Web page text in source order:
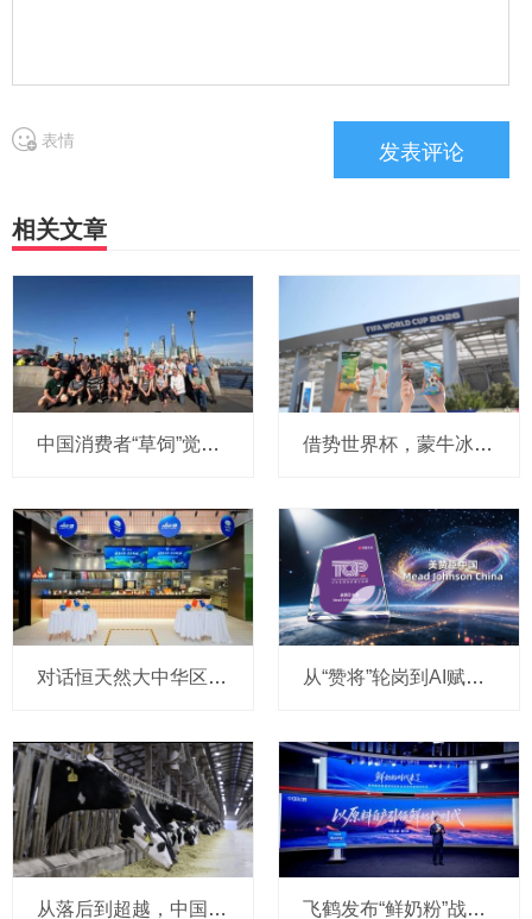
表情
相关文章
中国消费者“草饲”觉醒，恒天然奶农跨越南北半球“逆向溯源” 借势世界杯，蒙牛冰品切入北美市场，抢占百亿冰淇淋高地
对话恒天然大中华区副总裁戴俊琦：餐饮服务从 “产品竞争” 走向 “能力竞争”，升级本土应用中心加速与客户共创增长 从“赞将”轮岗到AI赋能：美赞臣如何让00后“爱上”职场？
从落后到超越，中国奶牛如何用20年完成“逆袭”？ 飞鹤发布“鲜奶粉”战略，以原料自产引领行业迈入“鲜奶粉时代”